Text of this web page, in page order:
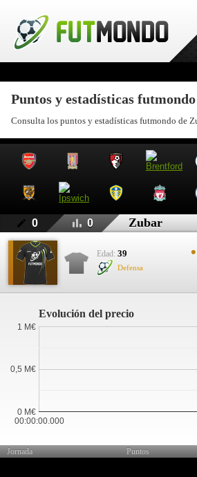
Puntos y estadísticas
Consulta los puntos y estadísticas futmondo de
0 0 Zubar
Edad: 39
Defensa
Evolución del precio
00:00:00.000
0 M€
0,5 M€
1 M€
Jornada Puntos